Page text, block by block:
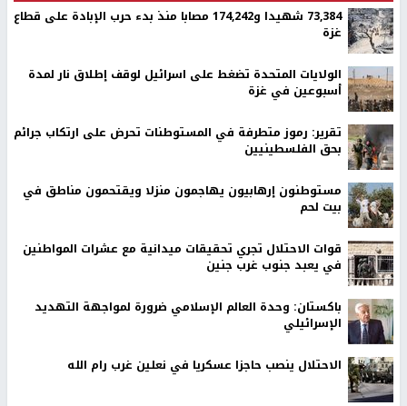
73,384 شهيدا و174,242 مصابا منذ بدء حرب الإبادة على قطاع
غزة
الولايات المتحدة تضغط على اسرائيل لوقف إطلاق نار لمدة
أسبوعين في غزة
تقرير: رموز متطرفة في المستوطنات تحرض على ارتكاب جرائم
بحق الفلسطينيين
مستوطنون إرهابيون يهاجمون منزلا ويقتحمون مناطق في
بيت لحم
قوات الاحتلال تجري تحقيقات ميدانية مع عشرات المواطنين
في يعبد جنوب غرب جنين
باكستان: وحدة العالم الإسلامي ضرورة لمواجهة التهديد
الإسرائيلي
الاحتلال ينصب حاجزا عسكريا في نعلين غرب رام الله